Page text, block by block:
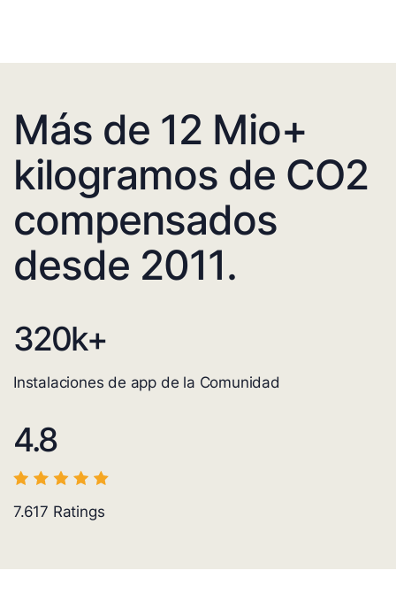
Más de 12 Mio+
kilogramos de CO2
compensados
desde 2011.
320k+
Instalaciones de app de la Comunidad
4.8
7.617 Ratings